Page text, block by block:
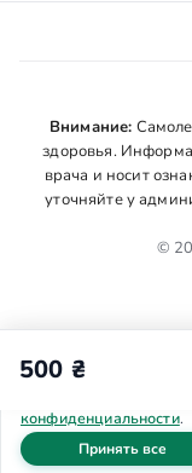
Главная
500 ₴
Внимание:
здоровья.
врача и носит
уточняйте у
©
Мы используем
согласие поможет
конфиденциальности.
Принять все